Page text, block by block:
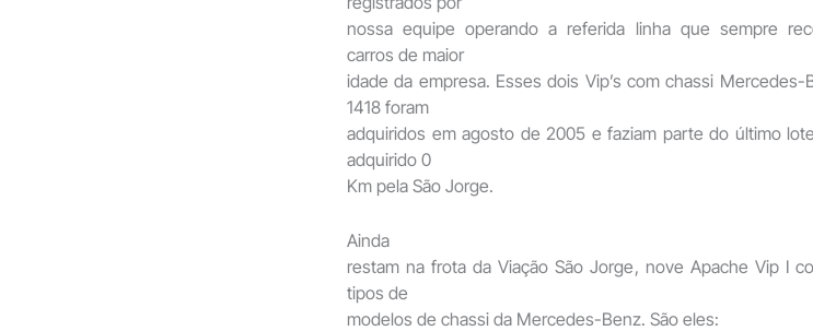
nossa equipe operando a referida linha que sempre
carros de maior
idade da empresa. Esses dois Vip’s com chassi Mercedes-
1418 foram
adquiridos em agosto de 2005 e faziam parte do último
adquirido 0
Km pela São Jorge.
Ainda
restam na frota da Viação São Jorge, nove Apache Vip I
tipos de
modelos de chassi da Mercedes-Benz. São eles: